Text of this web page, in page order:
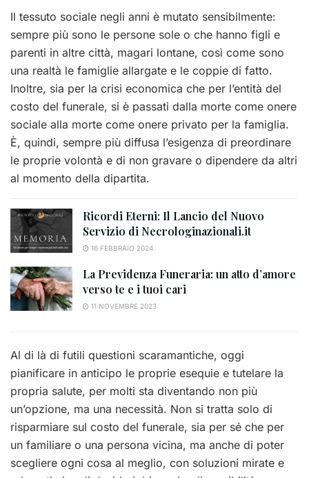
Il tessuto sociale negli anni è mutato sensibilmente:
sempre più sono le persone sole o che hanno figli e
parenti in altre città, magari lontane, così come sono
una realtà le famiglie allargate e le coppie di fatto.
Inoltre, sia per la crisi economica che per l’entità del
costo del funerale, si è passati dalla morte come onere
sociale alla morte come onere privato per la famiglia.
È, quindi, sempre più diffusa l’esigenza di preordinare
le proprie volontà e di non gravare o dipendere da altri
al momento della dipartita.
Ricordi Eterni: Il Lancio del Nuovo
Servizio di Necrologinazionali.it
16 FEBBRAIO 2024
La Previdenza Funeraria: un atto d’amore
verso te e i tuoi cari
11 NOVEMBRE 2023
Al di là di futili questioni scaramantiche, oggi
pianificare in anticipo le proprie esequie e tutelare la
propria salute, per molti sta diventando non più
un’opzione, ma una necessità. Non si tratta solo di
risparmiare sul costo del funerale, sia per sé che per
un familiare o una persona vicina, ma anche di poter
scegliere ogni cosa al meglio, con soluzioni mirate e